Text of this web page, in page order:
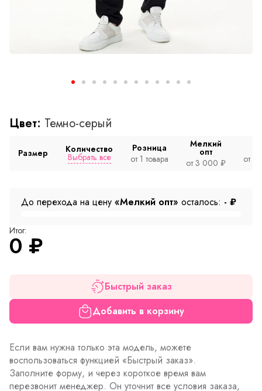
Цвет: Темно-серый
Размер Количество
Выбрать все
Розница
от 1 товара
Мелкий
опт
от 3 000 ₽
от
До перехода на цену «Мелкий опт» осталось: - ₽
Итог:
0 ₽
Быстрый заказ
Добавить в корзину
Если вам нужна только эта модель, можете
воспользоваться функцией «Быстрый заказ».
Заполните форму, и через короткое время вам
перезвонит менеджер. Он уточнит все условия заказа,